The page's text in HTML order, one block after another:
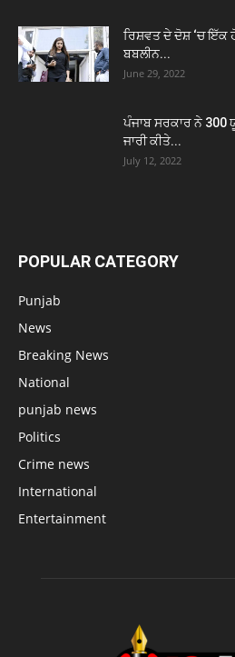
ਰਿਸ਼ਵਤ ਦੇ ਦੋਸ਼ ‘ਚ ਇੱਕ
ਬਬਲੀਨ...
June 29, 2022
ਪੰਜਾਬ ਸਰਕਾਰ ਨੇ 300
ਜਾਰੀ ਕੀਤੇ...
July 12, 2022
POPULAR CATEGORY
Punjab
News
Breaking News
National
punjab news
Politics
Crime news
International
Entertainment